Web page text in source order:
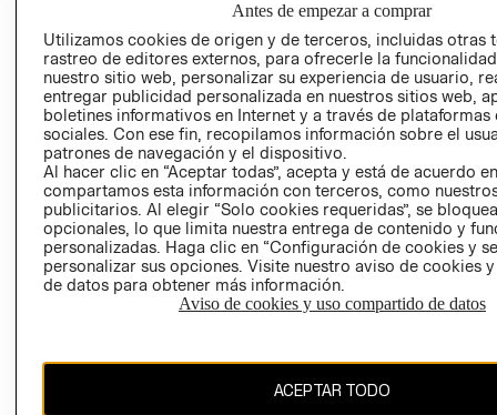
EMPRESARIAL
TÉRMINOS Y
CONDICIONES
AVISO DE
PRIVACIDAD
GIFT CARD
AVISO DE
COOKIES
Antes de empezar a comprar
Utilizamos cookies de origen y de terceros, incluidas otras
rastreo de editores externos, para ofrecerle la
nuestro sitio web, personalizar su experiencia de usuario,
entregar publicidad personalizada en nuestros sitios web,
boletines informativos en Internet y a través de plataformas
sociales. Con ese fin, recopilamos información sobre el
patrones de navegación y el dispositivo.
Al hacer clic en “Aceptar todas”, acepta y está de acuerdo
compartamos esta información con terceros, como
publicitarios. Al elegir “Solo cookies requeridas”, se
opcionales, lo que limita nuestra entrega de contenido y
personalizadas. Haga clic en “Configuración de cookies y
personalizar sus opciones. Visite nuestro aviso de cookies
de datos para obtener más información.
Aviso de cookies y uso compartido de datos
ACEPTAR TODO